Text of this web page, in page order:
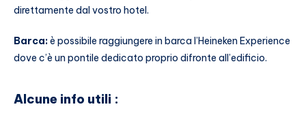
direttamente dal vostro hotel.
Barca:è possibile raggiungere in barca l’Heineken Experience
dove c’è un pontile dedicato proprio difronte all’edificio.
Alcune info utili :